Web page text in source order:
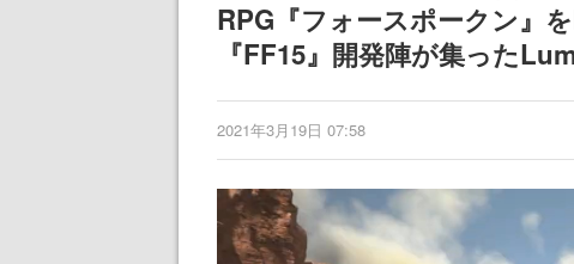
RPG『フォースポークン』
『FF15』開発陣が集った
2021年3月19日 07:58